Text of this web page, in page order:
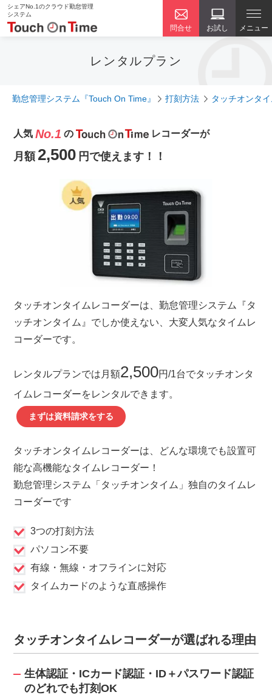
メニュー
シェアNo.1のクラウド勤怠管理
システム
問合せ お試し
レンタルプラン
勤怠管理システム『Touch On Time』 打刻方法 タッチオンタ
人気 No.1 の レコーダーが
月額 2,500 円で使えます！！
タッチオンタイムレコーダーは、勤怠管理システム『タ
ッチオンタイム』でしか使えない、大変人気なタイムレ
コーダーです。
レンタルプランでは月額2,500円/1台でタッチオンタ
イムレコーダーをレンタルできます。
まずは資料請求をする
タッチオンタイムレコーダーは、どんな環境でも設置可
能な高機能なタイムレコーダー！
勤怠管理システム「タッチオンタイム」独自のタイムレ
コーダーです
3つの打刻方法
パソコン不要
有線・無線・オフラインに対応
タイムカードのような直感操作
タッチオンタイムレコーダーが選ばれる理由
生体認証・ICカード認証・ID＋パスワード認証
のどれでも打刻OK